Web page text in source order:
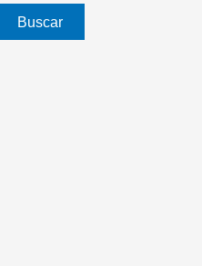
Buscar